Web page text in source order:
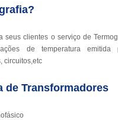
seus clientes o serviço de
de temperatura emitida
circuitos,etc
de Transformadores